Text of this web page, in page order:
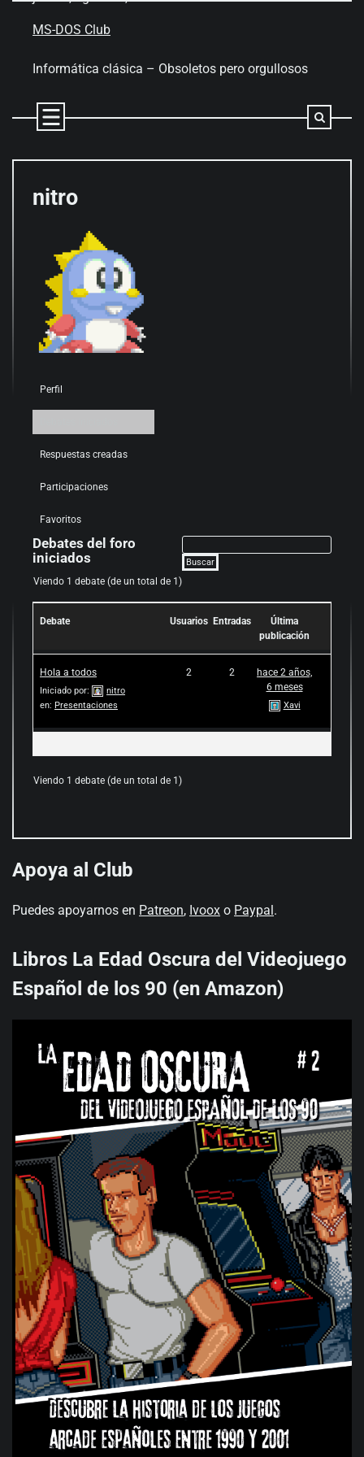
MS-DOS Club
Informática clásica – Obsoletos pero orgullosos
nitro
Perfil
Respuestas creadas
Participaciones
Favoritos
Debates del foro
iniciados
Viendo 1 debate (de un total de 1)
Debate Usuarios Entradas
Última
publicación
Hola a todos
Iniciado por:
nitro
en: Presentaciones
2 2
hace 2 años,
6 meses
Xavi
Viendo 1 debate (de un total de 1)
Apoya al Club
Puedes apoyarnos en Patreon, Ivoox o Paypal.
Libros La Edad Oscura del Videojuego
Español de los 90 (en Amazon)